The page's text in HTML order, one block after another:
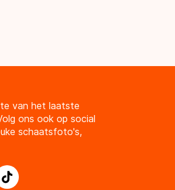
van het laatste
ons ook op social
schaatsfoto's,